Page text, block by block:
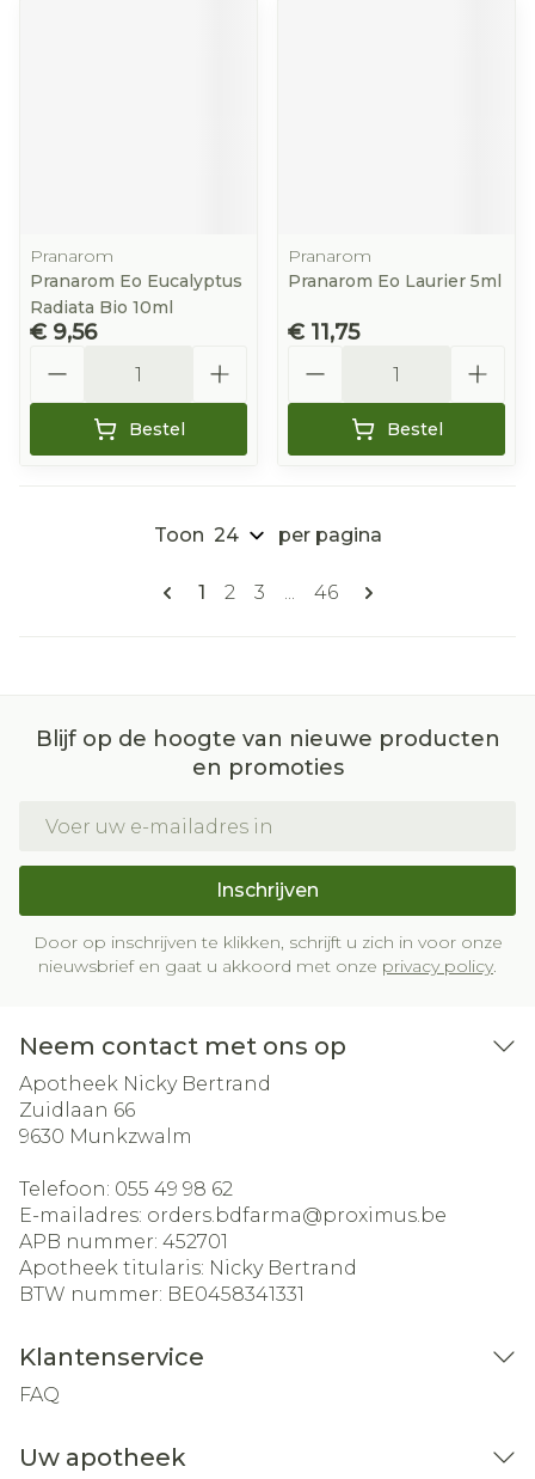
Pranarom
Pranarom Eo Eucalyptus
Radiata Bio 10ml
€ 9,56
Bestel
Pranarom
Pranarom Eo Laurier 5ml
€ 11,75
Bestel
Pagina's
U lees momenteel pagina
1 Pagina
2 Pagina
3 ... Pagina
46
Toon per pagina
Blijf op de hoogte van nieuwe producten
en promoties
Inschrijven
Door op inschrijven te klikken, schrijft u zich in voor onze
nieuwsbrief en gaat u akkoord met onze privacy policy.
Neem contact met ons op
Apotheek Nicky Bertrand
Zuidlaan 66
9630 Munkzwalm
Telefoon: 055 49 98 62
E-mailadres: orders.bdfarma@proximus.be
APB nummer: 452701
Apotheek titularis: Nicky Bertrand
BTW nummer: BE0458341331
Klantenservice
FAQ
Uw apotheek